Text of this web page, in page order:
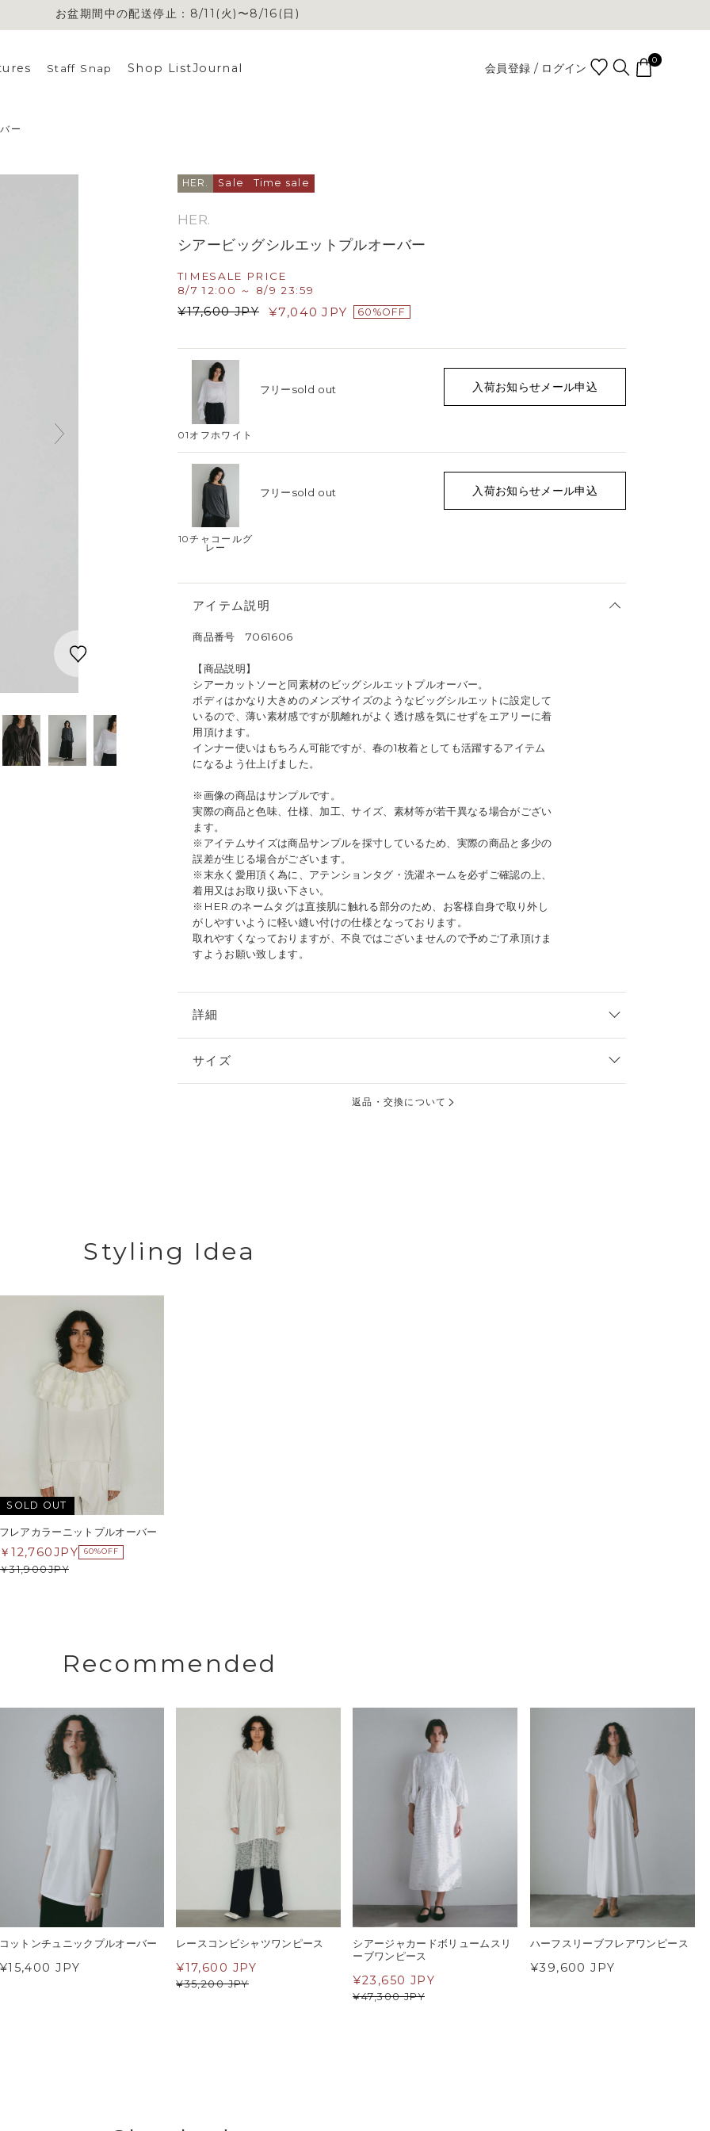
お盆期間中の配送停止：8/11(火)〜8/16(日)
Staff Snap Shop ListJournal 会員登録 / ログイン
0
ー
HER. Sale Time sale
HER.
シアービッグシルエットプルオーバー
TIMESALE PRICE
8/7 12:00 ～ 8/9 23:59
¥17,600 JPY ¥7,040 JPY 60%OFF
01オフホワイト
フリーsold out 入荷お知らせメール申込
10チャコールグ
レー
フリーsold out 入荷お知らせメール申込
アイテム説明
商品番号 7061606
【商品説明】
シアーカットソーと同素材のビッグシルエットプルオーバー。
ボディはかなり大きめのメンズサイズのようなビッグシルエットに設定して
いるので、薄い素材感ですが肌離れがよく透け感を気にせずをエアリーに着
用頂けます。
インナー使いはもちろん可能ですが、春の1枚着としても活躍するアイテム
になるよう仕上げました。
※画像の商品はサンプルです。
実際の商品と色味、仕様、加工、サイズ、素材等が若干異なる場合がござい
ます。
※アイテムサイズは商品サンプルを採寸しているため、実際の商品と多少の
誤差が生じる場合がございます。
※末永く愛用頂く為に、アテンションタグ・洗濯ネームを必ずご確認の上、
着用又はお取り扱い下さい。
※HER.のネームタグは直接肌に触れる部分のため、お客様自身で取り外し
がしやすいように軽い縫い付けの仕様となっております。
取れやすくなっておりますが、不良ではございませんので予めご了承頂けま
すようお願い致します。
詳細
サイズ
返品・交換について
Styling Idea
SOLD OUT
レアカラーニットプルオーバー
12,760JPY 60%OFF
31,900JPY
Recommended
ットンチュニックプルオーバー
JPY
レースコンビシャツワンピース
¥35,200 JPY
¥17,600 JPY
シアージャカードボリュームスリ
ーブワンピース
¥47,300 JPY
¥23,650 JPY
ハーフスリーブフレアワンピース
¥39,600 JPY